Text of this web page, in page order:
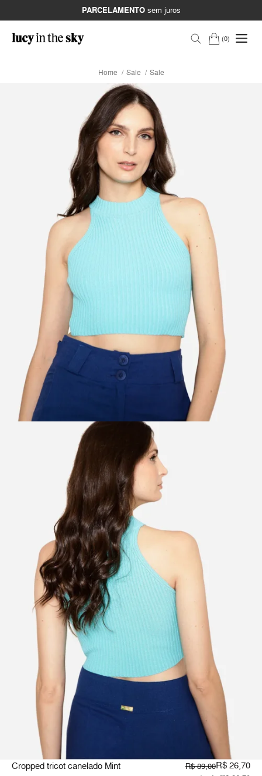
PARCELAMENTOsem juros
0
Home Sale Sale
Cropped tricot canelado Mint R$ 89,00R$ 26,70